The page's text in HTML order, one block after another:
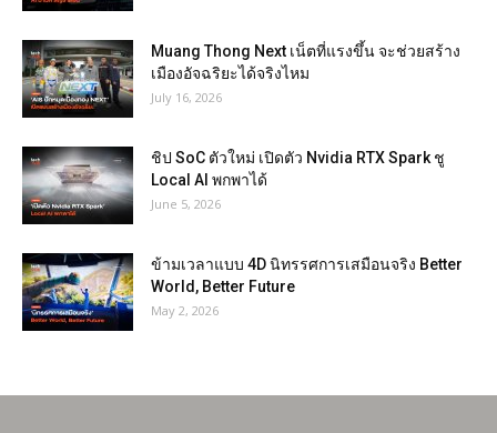
Muang Thong Next เน็ตที่แรงขึ้น จะช่วยสร้าง
เมืองอัจฉริยะได้จริงไหม
July 16, 2026
ชิป SoC ตัวใหม่ เปิดตัว Nvidia RTX Spark ชู
Local AI พกพาได้
June 5, 2026
ข้ามเวลาแบบ 4D นิทรรศการเสมือนจริง Better
World, Better Future
May 2, 2026